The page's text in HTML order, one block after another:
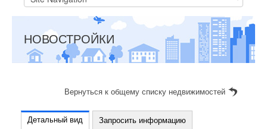
НОВОСТРОЙКИ
Вернуться к общему списку недвижимостей
Детальный вид Запросить информацию